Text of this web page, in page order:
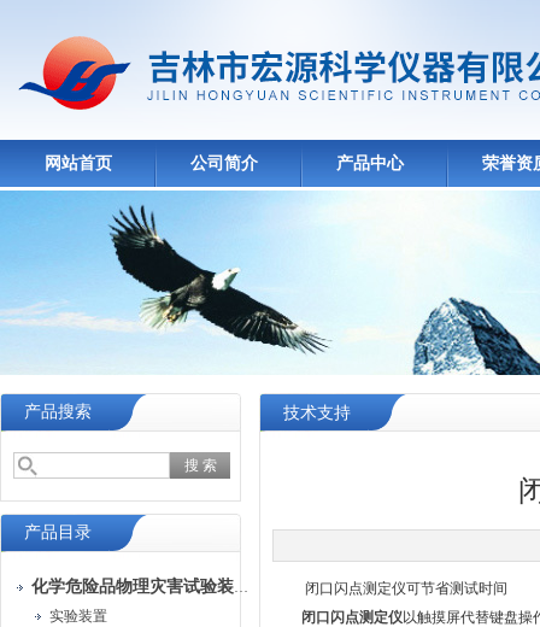
网站首页 公司简介 产品中心 荣誉资
产品搜索
产品目录
化学危险品物理灾害试验装置
实验装置
技术支持
闭口闪点测定仪可节省测试时间
闭口闪点测定仪以触摸屏代替键盘